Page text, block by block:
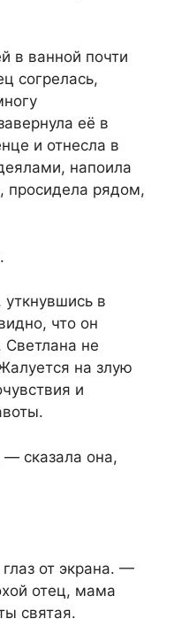
в ванной почти
согрелась,
её в
и отнесла в
напоила
рядом,
в
что он
Светлана не
на злую
и
сказала она,
от экрана. —
отец, мама
святая.